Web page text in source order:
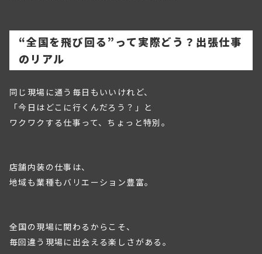
“全国を飛び回る”って実際どう？出張仕事
のリアル
同じ現場に通う毎日もいいけれど、
「今日はどこに行くんだろう？」と
ワクワクする仕事って、ちょっと特別。
店舗内装の仕事は、
地域も業種もバリエーション豊富。
全国の現場に関わるからこそ、
毎回違う現場に出会える楽しさがある。